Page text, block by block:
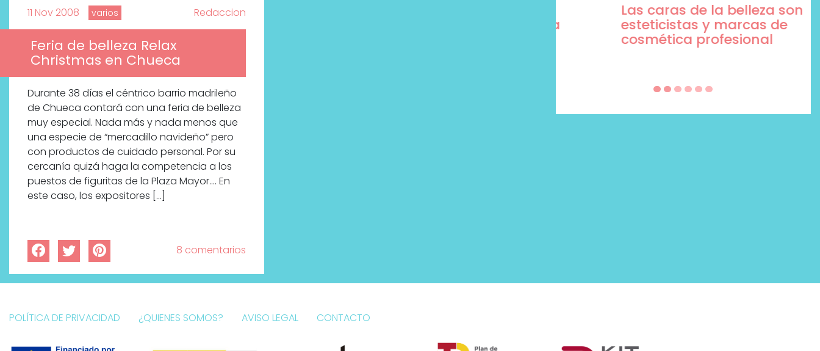
11 Nov 2008 varios Redaccion
Feria de belleza Relax
Christmas en Chueca
Durante 38 días el céntrico barrio madrileño
de Chueca contará con una feria de belleza
muy especial. Nada más y nada menos que
una especie de “mercadillo navideño” pero
con productos de cuidado personal. Por su
cercanía quizá haga la competencia a los
puestos de figuritas de la Plaza Mayor…. En
este caso, los expositores […]
8 comentarios
¿Qué revelan las zapatillas
de Alexia Putellas para Nike
sobre la nueva era del
objeto-artista?
Las caras de la belleza son
esteticistas y marcas de
cosmética profesional
POLÍTICA DE PRIVACIDAD ¿QUIENES SOMOS? AVISO LEGAL CONTACTO